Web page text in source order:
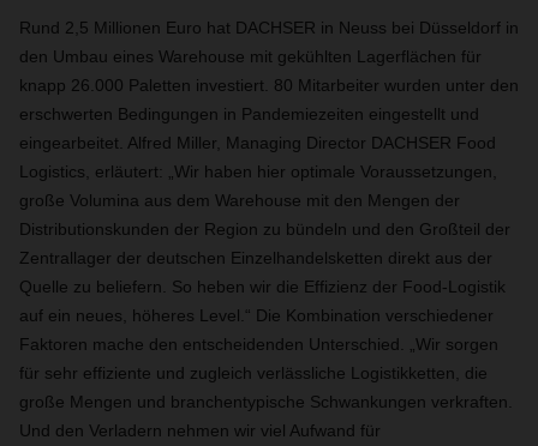
Rund 2,5 Millionen Euro hat DACHSER in Neuss bei Düsseldorf in
den Umbau eines Warehouse mit gekühlten Lagerflächen für
knapp 26.000 Paletten investiert. 80 Mitarbeiter wurden unter den
erschwerten Bedingungen in Pandemiezeiten eingestellt und
eingearbeitet. Alfred Miller, Managing Director DACHSER Food
Logistics, erläutert: „Wir haben hier optimale Voraussetzungen,
große Volumina aus dem Warehouse mit den Mengen der
Distributionskunden der Region zu bündeln und den Großteil der
Zentrallager der deutschen Einzelhandelsketten direkt aus der
Quelle zu beliefern. So heben wir die Effizienz der Food-Logistik
auf ein neues, höheres Level.“ Die Kombination verschiedener
Faktoren mache den entscheidenden Unterschied. „Wir sorgen
für sehr effiziente und zugleich verlässliche Logistikketten, die
große Mengen und branchentypische Schwankungen verkraften.
Und den Verladern nehmen wir viel Aufwand für